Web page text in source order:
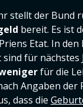
stellt der Bund
bereit. Es ist
Etat. In den
für nächstes
für die
Angaben der
dass die